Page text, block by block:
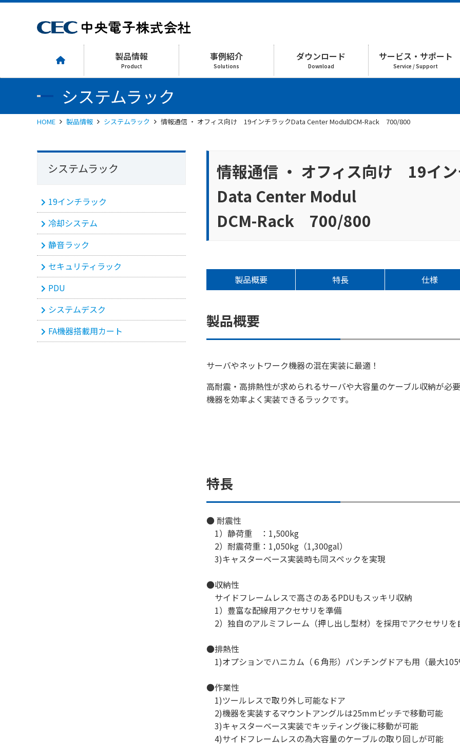
製品情報
Product
事例紹介
Solutions
ダウンロード
Download
サービス・サポート
Service / Support
システムラック
HOME 製品情報 システムラック 情報通信 ・ オフィス向け 19インチラックData Center ModulDCM-Rack 700/800
情報通信 ・ オフィス向け 19イ
Data Center Modul
DCM-Rack 700/800
製品概要 特長 仕様
製品概要
サーバやネットワーク機器の混在実装に最適！
高耐震・高排熱性が求められるサーバや大容量のケーブル収納が必
機器を効率よく実装できるラックです。
特長
● 耐震性
1）静荷重 ：1,500kg
2）耐震荷重：1,050kg（1,300gal）
3)キャスターベース実装時も同スペックを実現
●収納性
サイドフレームレスで高さのあるPDUもスッキリ収納
1）豊富な配線用アクセサリを準備
2）独自のアルミフレーム（押し出し型材）を採用でアクセサリ
●排熱性
1)オプションでハニカム（６角形）パンチングドアも用（最大
●作業性
1)ツールレスで取り外し可能なドア
2)機器を実装するマウントアングルは25mmピッチで移動可能
3)キャスターベース実装でキッティング後に移動が可能
4)サイドフレームレスの為大容量のケーブルの取り回しが可能
システムラック
19インチラック
冷却システム
静音ラック
セキュリティラック
PDU
システムデスク
FA機器搭載用カート